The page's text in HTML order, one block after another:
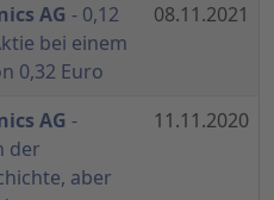
AG - 0,12
bei einem
0,32 Euro
08.11.2021
AG -
der
aber
11.11.2020